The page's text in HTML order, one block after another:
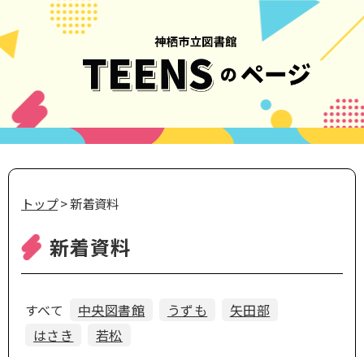
トップ> 新着資料
新着資料
すべて 中央図書館 うずも
矢田部
はさき
若松